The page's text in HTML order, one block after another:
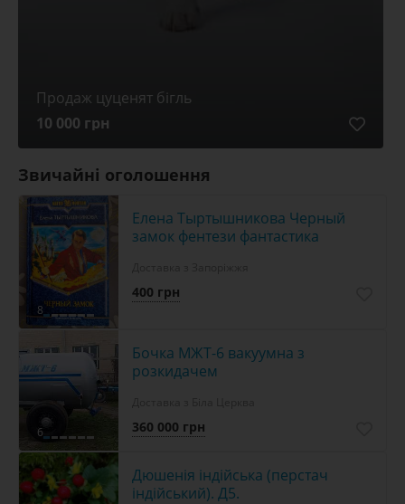
Продаж цуценят бігль
10 000 грн
Звичайні оголошення
8
Елена Тыртышникова Черный
замок фентези фантастика
400 грн
6
Бочка МЖТ-6 вакуумна з
розкидачем
360 000 грн
Дюшенія індійська (перстач
індійський). Д5.